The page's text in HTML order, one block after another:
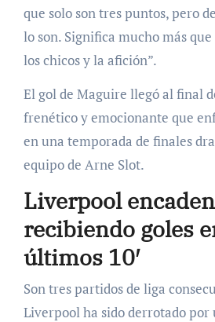
que solo son tres puntos, pero
lo son. Significa mucho más
los chicos y la afición”.
El gol de Maguire llegó al final
frenético y emocionante que
en una temporada de finales
equipo de Arne Slot.
Liverpool
recibiendo goles
últimos 10′
Son tres partidos de liga
Liverpool ha sido derrotado por